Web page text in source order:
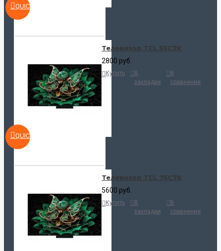
QUICKVIEW
QUICKVIEW
Телевизор TCL 55C7K
2800 руб.
Купить
В
закладки
В
сравнение
Телевизор TCL 75C7K
5600 руб.
Купить
В
закладки
В
сравнение